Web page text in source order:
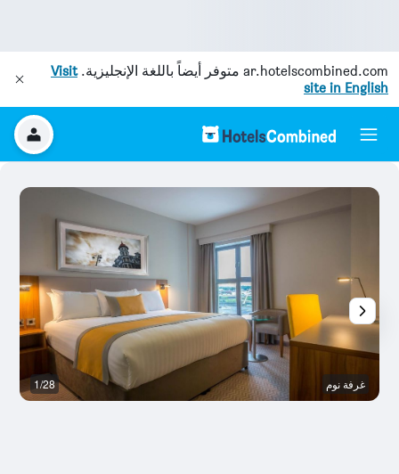
ar.hotelscombined.com متوفر أيضاً باللغة الإنجليزية.Visit
site in English
غرفة نوم 1/28